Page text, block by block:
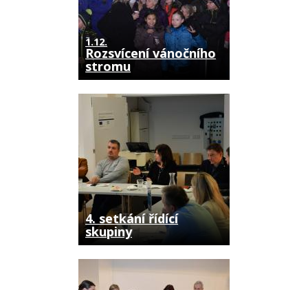
1.12.
Rozsvícení vánočního
stromu
4. setkání řídící
skupiny